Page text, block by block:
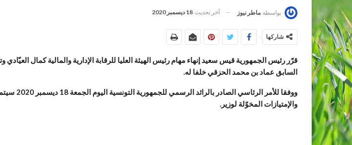
بواسطة ماطر نيوز آخر تحديث 18 ديسمبر 2020
شاركها
قرّر رئيس الجمهورية قيس سعيد إنهاء مهام رئيس الهيئة العليا للرقابة الإدارية والمالية كمال العيّادي
السابق عماد بن محمد الحزقي خلفا له.
ووفقا للأمر الرئاسي
والإمتيازات المخوّلة لوزير.